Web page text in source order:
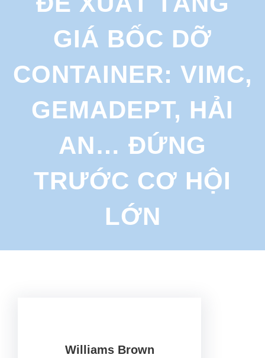
h
GIÁ BỐC DỠ
CONTAINER: VIMC,
GEMADEPT, HẢI
AN… ĐỨNG
TRƯỚC CƠ HỘI
LỚN
Williams Brown